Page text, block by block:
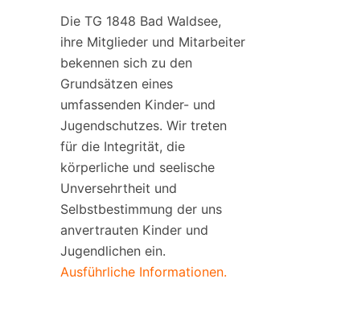
Die TG 1848 Bad Waldsee,
ihre Mitglieder und Mitarbeiter
bekennen sich zu den
Grundsätzen eines
umfassenden Kinder- und
Jugendschutzes. Wir treten
für die Integrität, die
körperliche und seelische
Unversehrtheit und
Selbstbestimmung der uns
anvertrauten Kinder und
Jugendlichen ein.
Ausführliche Informationen.